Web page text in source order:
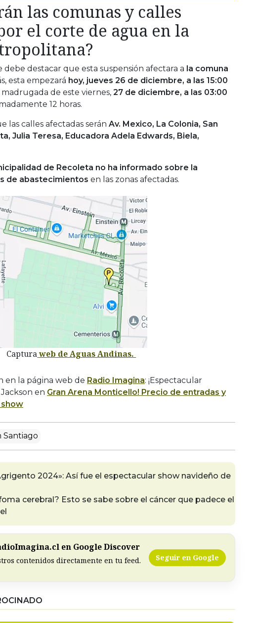
las comunas y calles
el corte de agua en la
debe destacar que esta suspensión afectara a la comuna
esta empezará hoy, jueves 26 de diciembre, a las 15:00
de este viernes, 27 de diciembre, a las 03:00
12 horas.
las calles afectadas serán Av. Mexico, La Colonia, San
Julia Teresa, Educadora Adela Edwards, Biela,
de Recoleta no ha informado sobre la
de abastecimientos en las zonas afectadas.
Capturaweb de Aguas Andinas.
en la página web de Radio Imagina: ¡Espectacular
en Gran Arena Monticello! Precio de entradas y
Santiago
2024»: Así fue el espectacular show navideño de
cerebral? Esto se sabe sobre el cáncer que padece el
en Google Discover
contenidos directamente en tu feed. Seguir en Google